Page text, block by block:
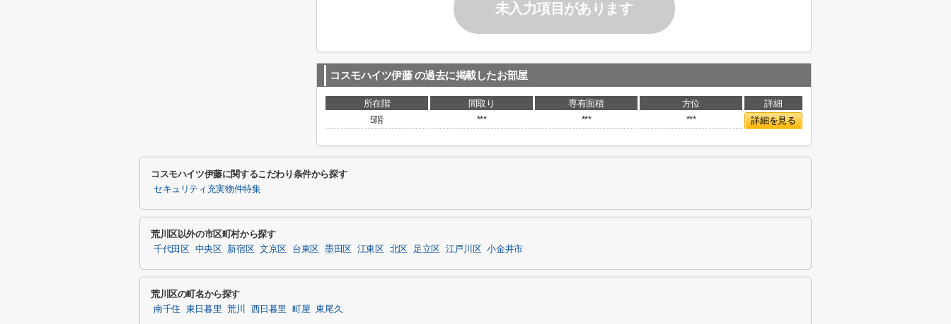
未入力項目があります
コスモハイツ伊藤 の過去に掲載したお部屋
所在階 間取り 専有面積 方位
詳細
5階
*** *** *** 詳細を見る
コスモハイツ伊藤に関するこだわり条件から探す
セキュリティ充実物件特集
荒川区以外の市区町村から探す
千代田区 中央区 新宿区 文京区 台東区 墨田区 江東区 北区 足立区 江戸川区 小金井市
荒川区の町名から探す
南千住 東日暮里 荒川 西日暮里 町屋 東尾久